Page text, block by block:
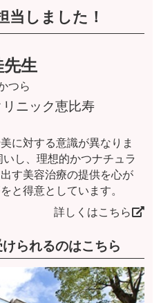
当しました！
生
つら
ニック恵比寿
に対する意識が異なりま
し、理想的かつナチュラ
す美容治療の提供を心が
と得意としています。
詳しくはこちら
られるのはこちら